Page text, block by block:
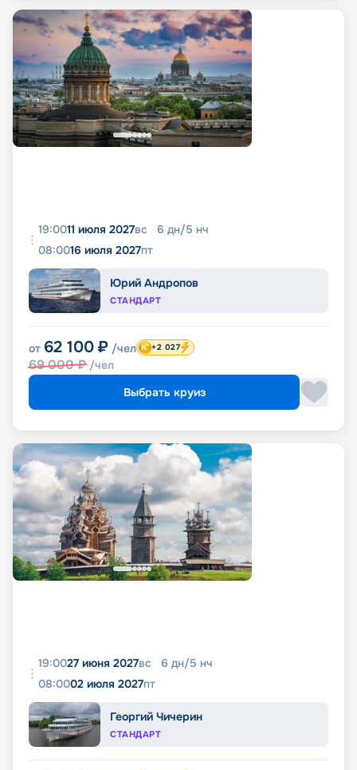
19:0011 июля 2027вс 6 дн/5 нч
08:0016 июля 2027пт
Юрий Андропов
СТАНДАРТ
от 62 100 ₽ /чел
69 000₽ /чел
+2 027
Выбрать круиз
19:0027 июня 2027вс 6 дн/5 нч
08:0002 июля 2027пт
Георгий Чичерин
СТАНДАРТ